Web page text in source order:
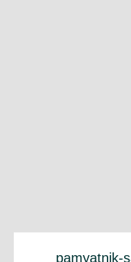
pamyatnik-